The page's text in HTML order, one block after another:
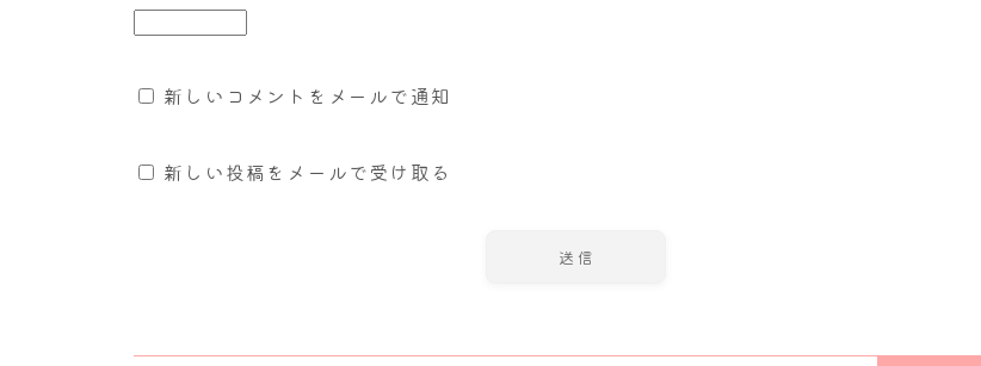
新しいコメントをメールで通知
新しい投稿をメールで受け取る